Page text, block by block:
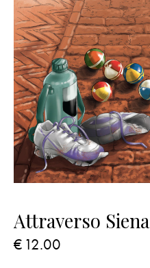
Attraverso Siena
€ 12.00